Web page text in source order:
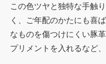
この色ツヤと独特な手触
く、ご年配のかたにも喜
なものを傷つけにくい豚
プリメントを入れるなど